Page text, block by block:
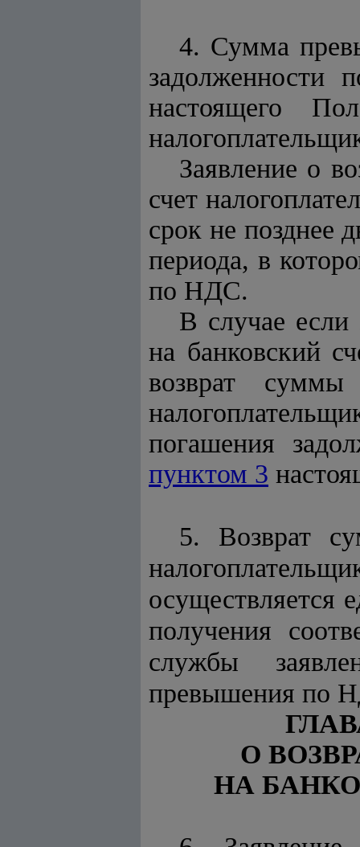
4. Сумма
задолженности
настоящего
Заявление о
счет
срок не позднее
периода, в
по НДС.
В случае
на банковский
возврат
погашения
пунктом 3
5. Возврат
осуществляется
получения
службы
превышения по
О
НА